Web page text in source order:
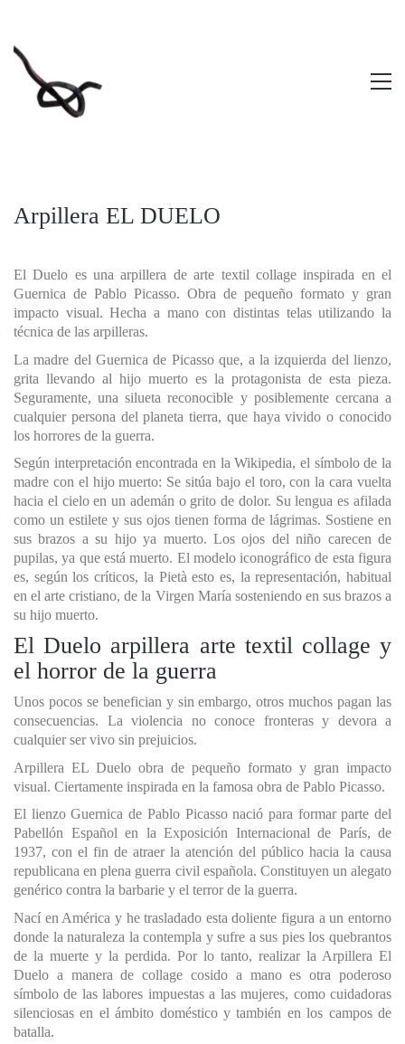
Arpillera EL DUELO
El Duelo es una arpillera de arte textil collage inspirada en el
Guernica de Pablo Picasso. Obra de pequeño formato y gran
impacto visual. Hecha a mano con distintas telas utilizando la
técnica de las arpilleras.
La madre del Guernica de Picasso que, a la izquierda del lienzo,
grita llevando al hijo muerto es la protagonista de esta pieza.
Seguramente, una silueta reconocible y posiblemente cercana a
cualquier persona del planeta tierra, que haya vivido o conocido
los horrores de la guerra.
Según interpretación encontrada en la Wikipedia, el símbolo de la
madre con el hijo muerto: Se sitúa bajo el toro, con la cara vuelta
hacia el cielo en un ademán o grito de dolor. Su lengua es afilada
como un estilete y sus ojos tienen forma de lágrimas. Sostiene en
sus brazos a su hijo ya muerto. Los ojos del niño carecen de
pupilas, ya que está muerto. El modelo iconográfico de esta figura
es, según los críticos, la Pietà esto es, la representación, habitual
en el arte cristiano, de la Virgen María sosteniendo en sus brazos a
su hijo muerto.
El Duelo arpillera arte textil collage y
el horror de la guerra
Unos pocos se benefician y sin embargo, otros muchos pagan las
consecuencias. La violencia no conoce fronteras y devora a
cualquier ser vivo sin prejuicios.
Arpillera EL Duelo obra de pequeño formato y gran impacto
visual. Ciertamente inspirada en la famosa obra de Pablo Picasso.
El lienzo Guernica de Pablo Picasso nació para formar parte del
Pabellón Español en la Exposición Internacional de París, de
1937, con el fin de atraer la atención del público hacia la causa
republicana en plena guerra civil española. Constituyen un alegato
genérico contra la barbarie y el terror de la guerra.
Nací en América y he trasladado esta doliente figura a un entorno
donde la naturaleza la contempla y sufre a sus pies los quebrantos
de la muerte y la perdida. Por lo tanto, realizar la Arpillera El
Duelo a manera de collage cosido a mano es otra poderoso
símbolo de las labores impuestas a las mujeres, como cuidadoras
silenciosas en el ámbito doméstico y también en los campos de
batalla.